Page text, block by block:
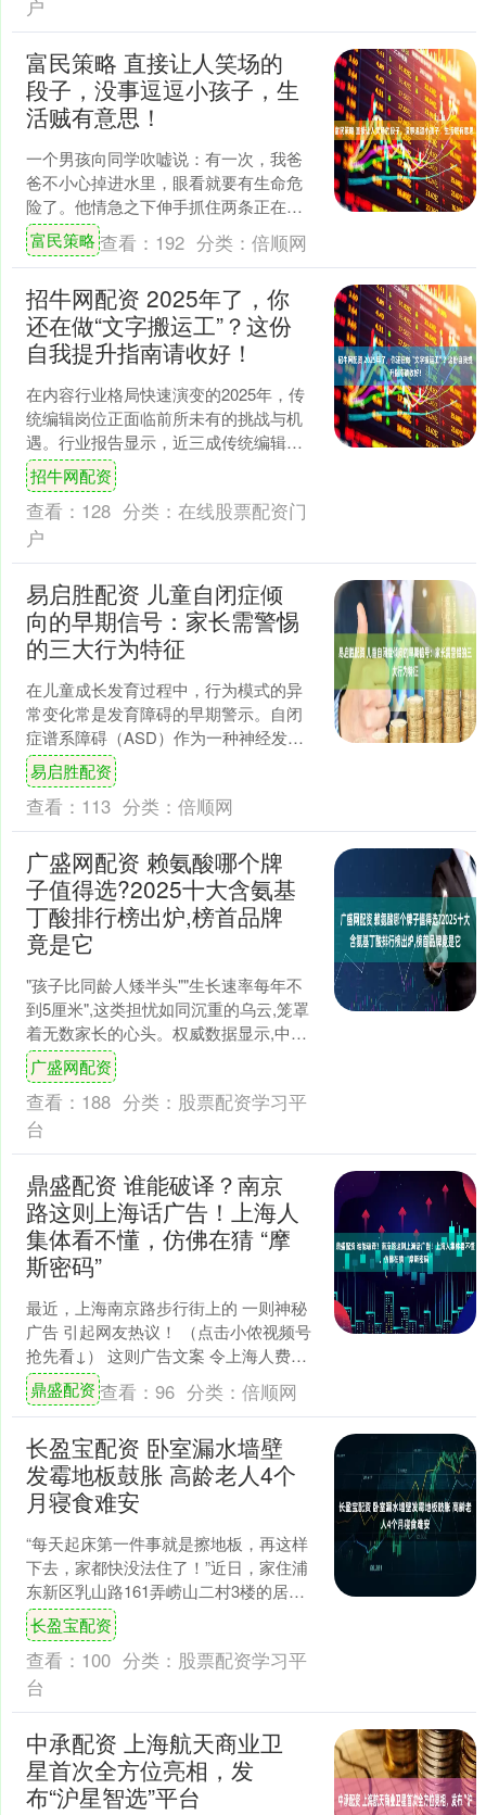
户
富民策略 直接让人笑场的
段子，没事逗逗小孩子，生
活贼有意思！
一个男孩向同学吹嘘说：有一次，我爸
爸不小心掉进水里，眼看就要有生命危
险了。他情急之下伸手抓住两条正在水
里游的鱼，才安安全全地爬上岸。同学
们当然不信，纷纷让他拿出....
富民策略查看： 192 分类： 倍顺网
招牛网配资 2025年了，你
还在做“文字搬运工”？这份
自我提升指南请收好！
在内容行业格局快速演变的2025年，传
统编辑岗位正面临前所未有的挑战与机
遇。行业报告显示，近三成传统编辑岗
位的工作内容已发生本质变化，超过半
数的从业者正在积极寻....
招牛网配资
查看： 128 分类： 在线股票配资门
户
易启胜配资 儿童自闭症倾
向的早期信号：家长需警惕
的三大行为特征
在儿童成长发育过程中，行为模式的异
常变化常是发育障碍的早期警示。自闭
症谱系障碍（ASD）作为一种神经发育
性疾病，主要影响儿童的社交沟通能
力、兴趣范围及行为方式。....
易启胜配资
查看： 113 分类： 倍顺网
广盛网配资 赖氨酸哪个牌
子值得选?2025十大含氨基
丁酸排行榜出炉,榜首品牌
竟是它
"孩子比同龄人矮半头""生长速率每年不
到5厘米",这类担忧如同沉重的乌云,笼罩
着无数家长的心头。权威数据显示,中国
约800万儿童正面临矮小症的困扰,令人痛
心的是....
广盛网配资
查看： 188 分类： 股票配资学习平
台
鼎盛配资 谁能破译？南京
路这则上海话广告！上海人
集体看不懂，仿佛在猜 “摩
斯密码”
最近，上海南京路步行街上的 一则神秘
广告 引起网友热议！ （点击小侬视频号
抢先看↓） 这则广告文案 令上海人费解
外地人更是困惑 ↓↓↓ 图 小红书网友@
冰酿小....
鼎盛配资 查看： 96 分类： 倍顺网
长盈宝配资 卧室漏水墙壁
发霉地板鼓胀 高龄老人4个
月寝食难安
“每天起床第一件事就是擦地板，再这样
下去，家都快没法住了！”近日，家住浦
东新区乳山路161弄崂山二村3楼的居民
王女士向“新民帮侬忙”求助，从去年
（2025年）1....
长盈宝配资
查看： 100 分类： 股票配资学习平
台
中承配资 上海航天商业卫
星首次全方位亮相，发
布“沪星智选”平台